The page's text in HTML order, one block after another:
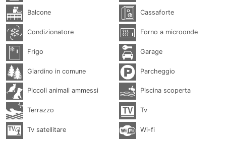
Balcone Cassaforte
Condizionatore Forno a microonde
Frigo Garage
Giardino in comune Parcheggio
Piccoli animali ammessi Piscina scoperta
Terrazzo Tv
Tv satellitare Wi-fi